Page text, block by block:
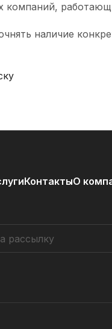
компаний,
наличие
КонтактыО